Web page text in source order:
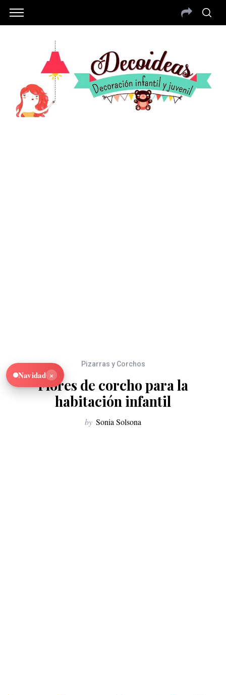
Pizarras y Corchos
Flores de corcho para la
habitación infantil
by Sonia Solsona
Navidad ×